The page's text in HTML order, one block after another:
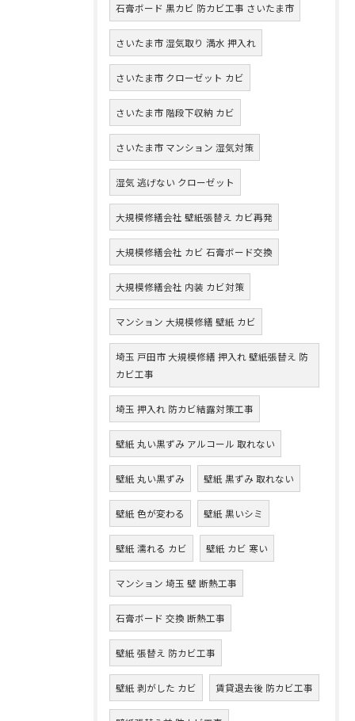
石膏ボード 黒カビ 防カビ工事 さいたま市
さいたま市 湿気取り 満水 押入れ
さいたま市 クローゼット カビ
さいたま市 階段下収納 カビ
さいたま市 マンション 湿気対策
湿気 逃げない クローゼット
大規模修繕会社 壁紙張替え カビ再発
大規模修繕会社 カビ 石膏ボード交換
大規模修繕会社 内装 カビ対策
マンション 大規模修繕 壁紙 カビ
埼玉 戸田市 大規模修繕 押入れ 壁紙張替え 防
カビ工事
埼玉 押入れ 防カビ結露対策工事
壁紙 丸い黒ずみ アルコール 取れない
壁紙 丸い黒ずみ 壁紙 黒ずみ 取れない
壁紙 色が変わる 壁紙 黒いシミ
壁紙 濡れる カビ 壁紙 カビ 寒い
マンション 埼玉 壁 断熱工事
石膏ボード 交換 断熱工事
壁紙 張替え 防カビ工事
壁紙 剥がした カビ 賃貸退去後 防カビ工事